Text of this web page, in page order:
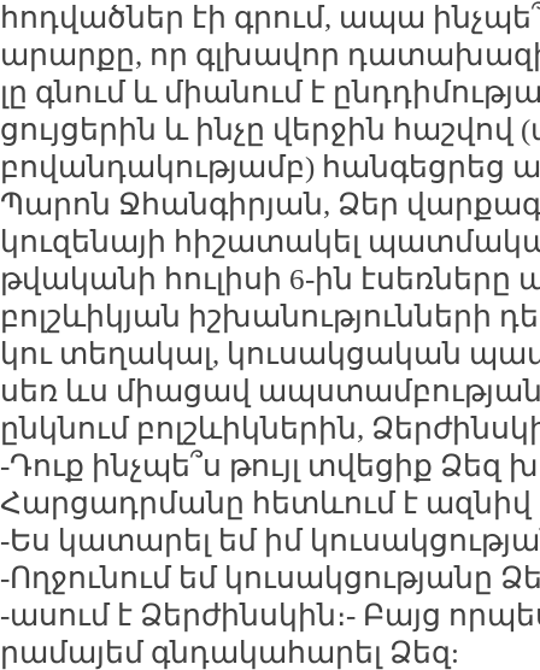
հոդ­ված­ներ էի գրում, ա­պա
ա­րար­քը, որ գլ­խա­վոր
լը գնում և միա­նում է
ցույ­ցե­րին և ին­չը վեր­ջին
բո­վան­դա­կու­թյամբ) հան­գեց­րեց
Պա­րոն Ջհան­գի­րյան, Ձեր
կու­զե­նա­յի հի­շա­տա­կել
թվա­կա­նի հու­լի­սի 6-ին
բոլշևի­կյան իշ­խա­նու­թյուն­նե­րի
կու տե­ղա­կալ, կու­սակ­ցա­կան
սեռ ևս միա­ցավ
ընկ­նում բոլշևիկ­նե­րին,
-Դուք ինչ­պե՞ս թույլ տվե­ցիք Ձեզ
Հար­ցադր­մա­նը հետևում է
-Ես կա­տա­րել եմ իմ
-Ող­ջու­նում եմ կու­սակ­ցու­թյա­նը
-ա­սում է Ձեր­ժինս­կին։- Բայց
րա­մա­յեմ գն­դա­կա­հա­րել Ձեզ: